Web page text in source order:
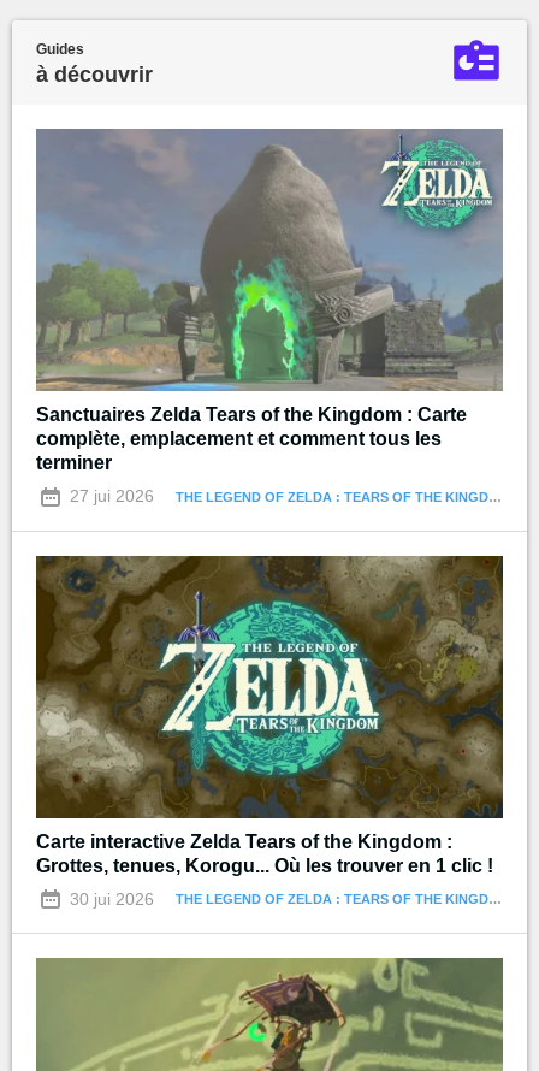
Guides
à découvrir
Sanctuaires Zelda Tears of the Kingdom : Carte
complète, emplacement et comment tous les
terminer
27 jui 2026 THE LEGEND OF ZELDA : TEARS OF THE KINGDOM
Carte interactive Zelda Tears of the Kingdom :
Grottes, tenues, Korogu... Où les trouver en 1 clic !
30 jui 2026 THE LEGEND OF ZELDA : TEARS OF THE KINGDOM